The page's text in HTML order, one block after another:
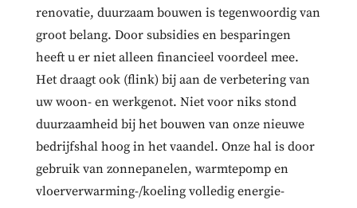
renovatie, duurzaam bouwen is tegenwoordig van
groot belang. Door subsidies en besparingen
heeft u er niet alleen financieel voordeel mee.
Het draagt ook (flink) bij aan de verbetering van
uw woon- en werkgenot. Niet voor niks stond
duurzaamheid bij het bouwen van onze nieuwe
bedrijfshal hoog in het vaandel. Onze hal is door
gebruik van zonnepanelen, warmtepomp en
vloerverwarming-/koeling volledig energie-